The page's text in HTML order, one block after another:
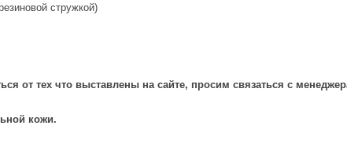
стружкой)
от тех что выставлены на сайте, просим связаться с
кожи.